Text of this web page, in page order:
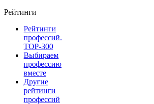
Рейтинги
Рейтинги
профессий.
TOP-300
Выбираем
профессию
вместе
Другие
рейтинги
профессий